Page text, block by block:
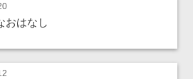
おはなし